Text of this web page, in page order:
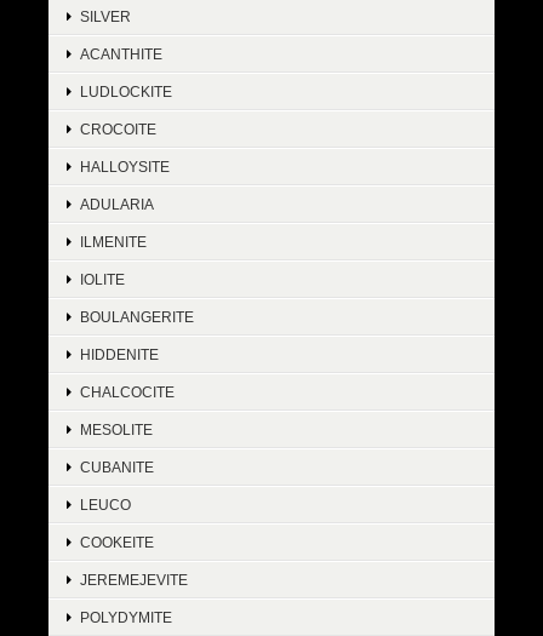
SILVER
ACANTHITE
LUDLOCKITE
CROCOITE
HALLOYSITE
ADULARIA
ILMENITE
IOLITE
BOULANGERITE
HIDDENITE
CHALCOCITE
MESOLITE
CUBANITE
LEUCO
COOKEITE
JEREMEJEVITE
POLYDYMITE